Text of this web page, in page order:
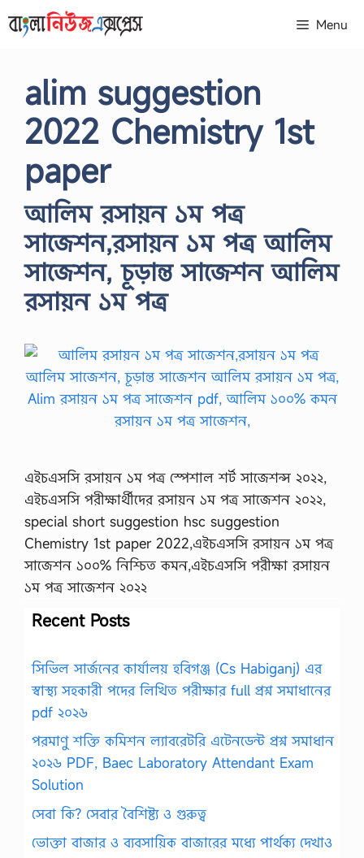
to
Menu
alim suggestion
2022 Chemistry 1st
paper
আলিম রসায়ন ১ম পত্র
সাজেশন,রসায়ন ১ম পত্র আলিম
সাজেশন, চূড়ান্ত সাজেশন আলিম
রসায়ন ১ম পত্র
এইচএসসি রসায়ন ১ম পত্র স্পেশাল শর্ট সাজেশন্স ২০২২,
এইচএসসি পরীক্ষার্থীদের রসায়ন ১ম পত্র সাজেশন ২০২২,
special short suggestion hsc suggestion
Chemistry 1st paper 2022,এইচএসসি রসায়ন ১ম পত্র
সাজেশন ১০০% নিশ্চিত কমন,এইচএসসি পরীক্ষা রসায়ন
১ম পত্র সাজেশন ২০২২
Recent Posts
সিভিল সার্জনের কার্যালয় হবিগঞ্জ (Cs Habiganj) এর
স্বাস্থ্য সহকারী পদের লিখিত পরীক্ষার full প্রশ্ন সমাধানের
pdf ২০২৬
পরমাণু শক্তি কমিশন ল্যাবরেটরি এটেনডেন্ট প্রশ্ন সমাধান
২০২৬ PDF, Baec Laboratory Attendant Exam
Solution
সেবা কি? সেবার বৈশিষ্ট্য ও গুরুত্ব
ভোক্তা বাজার ও ব্যবসায়িক বাজারের মধ্যে পার্থক্য দেখাও